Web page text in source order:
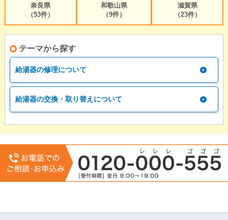
奈良県
（53件）
和歌山県
（9件）
滋賀県
（23件）
テーマから探す
給湯器の修理について
給湯器の交換・取り替えについて